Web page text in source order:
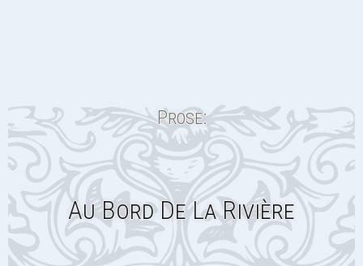
Prose:
Au Bord De La Rivière